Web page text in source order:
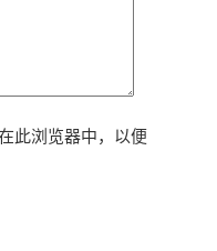
此浏览器中，以便